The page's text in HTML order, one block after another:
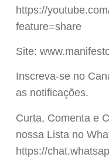
https://
feature=share
Site:
Inscreva-se no
as notificações.
Curta, Comenta e
nossa Lista no
https://